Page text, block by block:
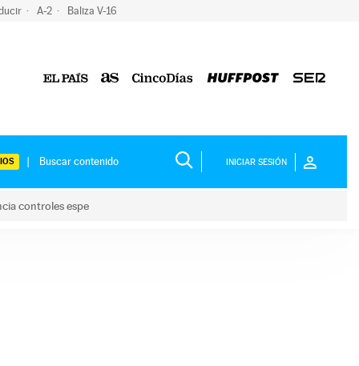
A-2 Baliza V-16
INICIAR SESIÓN
controles espe